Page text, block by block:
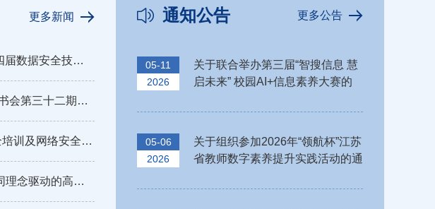
更多新闻
2026年江苏省第四届数据安全技术应用职业技能竞赛镇江赛区选拔赛在我校举办
我校“悦读经典”读书会第三十二期分享会顺利举行
我校开展网络安全培训及网络安全应急演练
我校举办“人智协同理念驱动的高校教师学术研究”专题讲座
通知公告 更多公告
05-11
2026
关于联合举办第三届“智搜信息 慧
启未来” 校园AI+信息素养大赛的
05-06
2026
关于组织参加2026年“领航杯”江苏
省教师数字素养提升实践活动的通